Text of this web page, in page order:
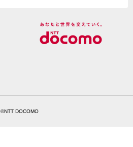
©NTT DOCOMO